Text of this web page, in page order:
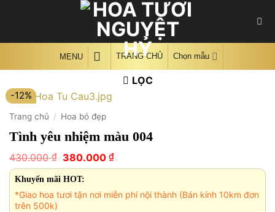
MENU TRANG CHỦ Chọn mẫu
LỌC
-12%
Trang chủ / Hoa bó đẹp
Tình yêu nhiệm màu 004
430.000₫ Giá
gốc
là:
430.000 ₫.
380.000 ₫Giá
hiện
380.000 ₫.
Khuyến mãi HOT:
*Giao hoa tươi tận nơi miễn phí nội thành (Bán kính 10km đơn
trên 500k)